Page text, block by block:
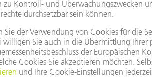
Das KI-Modell lernt
zu
Kantenerkennung –